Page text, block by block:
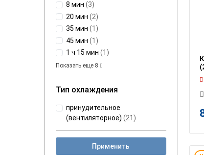
8 мин (3)
20 мин (2)
35 мин (1 )
45 мин (1 )
1 ч 15 мин (1 )
Показать еще 8
Тип охлаждения
принудительное
(вентиляторное) (21 )
Применить